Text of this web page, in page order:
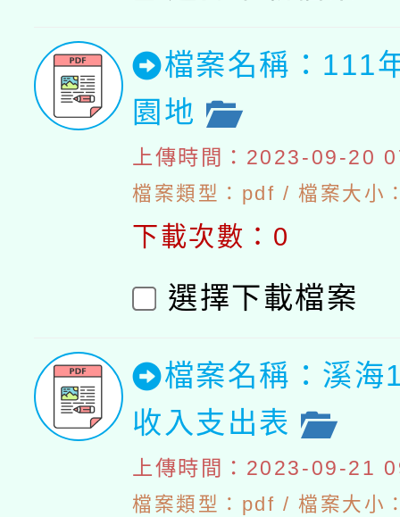
檔案名稱：111
園地
上傳時間：2023-09-20
檔案類型：pdf / 檔案大小
下載次數：0
選擇下載檔案
檔案名稱：溪海
收入支出表
上傳時間：2023-09-21
檔案類型：pdf / 檔案大小